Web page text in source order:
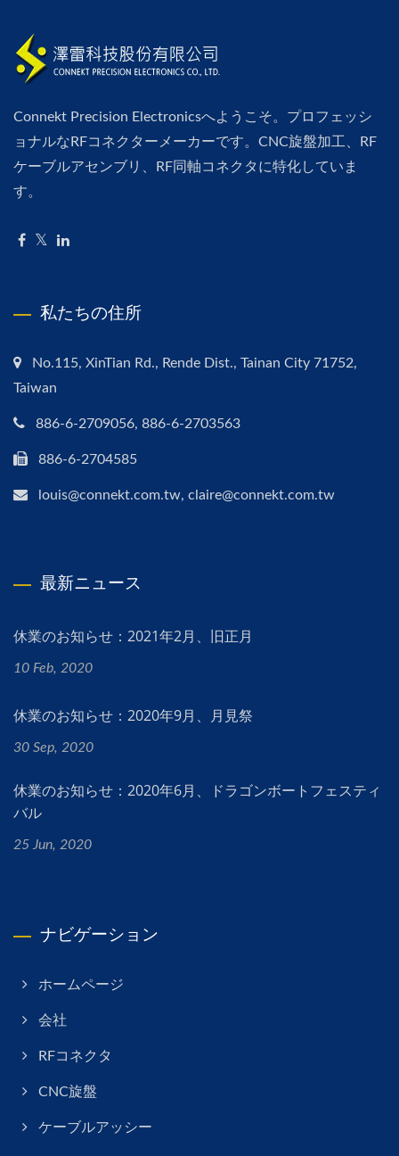
Connekt Precision Electronicsへようこそ。プロフェッシ
ョナルなRFコネクターメーカーです。CNC旋盤加工、RF
ケーブルアセンブリ、RF同軸コネクタに特化していま
す。
私たちの住所
No.115, XinTian Rd., Rende Dist., Tainan City 71752,
Taiwan
886-6-2709056, 886-6-2703563
886-6-2704585
louis@connekt.com.tw, claire@connekt.com.tw
最新ニュース
休業のお知らせ：2021年2月、旧正月
10 Feb, 2020
休業のお知らせ：2020年9月、月見祭
30 Sep, 2020
休業のお知らせ：2020年6月、ドラゴンボートフェスティ
バル
25 Jun, 2020
ナビゲーション
ホームページ
会社
RFコネクタ
CNC旋盤
ケーブルアッシー